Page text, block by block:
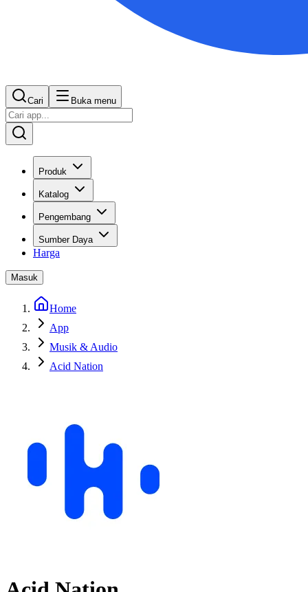
Cari Buka menu
Produk
Katalog
Pengembang
Sumber Daya
Harga
Masuk
Home
App
Musik & Audio
Acid Nation